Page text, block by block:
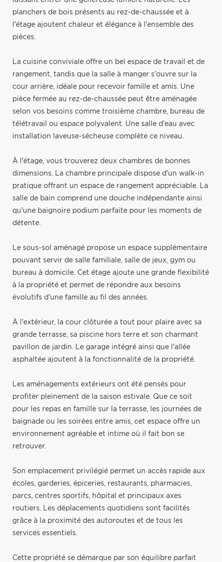
planchers de bois présents au rez-de-chaussée et à
l'étage ajoutent chaleur et élégance à l'ensemble des
pièces.
La cuisine conviviale offre un bel espace de travail et de
rangement, tandis que la salle à manger s'ouvre sur la
cour arrière, idéale pour recevoir famille et amis. Une
pièce fermée au rez-de-chaussée peut être aménagée
selon vos besoins comme troisième chambre, bureau de
télétravail ou espace polyvalent. Une salle d'eau avec
installation laveuse-sécheuse complète ce niveau.
À l'étage, vous trouverez deux chambres de bonnes
dimensions. La chambre principale dispose d'un walk-in
pratique offrant un espace de rangement appréciable. La
salle de bain comprend une douche indépendante ainsi
qu'une baignoire podium parfaite pour les moments de
détente.
Le sous-sol aménagé propose un espace supplémentaire
pouvant servir de salle familiale, salle de jeux, gym ou
bureau à domicile. Cet étage ajoute une grande flexibilité
à la propriété et permet de répondre aux besoins
évolutifs d'une famille au fil des années.
À l'extérieur, la cour clôturée a tout pour plaire avec sa
grande terrasse, sa piscine hors terre et son charmant
pavillon de jardin. Le garage intégré ainsi que l'allée
asphaltée ajoutent à la fonctionnalité de la propriété.
Les aménagements extérieurs ont été pensés pour
profiter pleinement de la saison estivale. Que ce soit
pour les repas en famille sur la terrasse, les journées de
baignade ou les soirées entre amis, cet espace offre un
environnement agréable et intime où il fait bon se
retrouver.
Son emplacement privilégié permet un accès rapide aux
écoles, garderies, épiceries, restaurants, pharmacies,
parcs, centres sportifs, hôpital et principaux axes
routiers. Les déplacements quotidiens sont facilités
grâce à la proximité des autoroutes et de tous les
services essentiels.
Cette propriété se démarque par son équilibre parfait